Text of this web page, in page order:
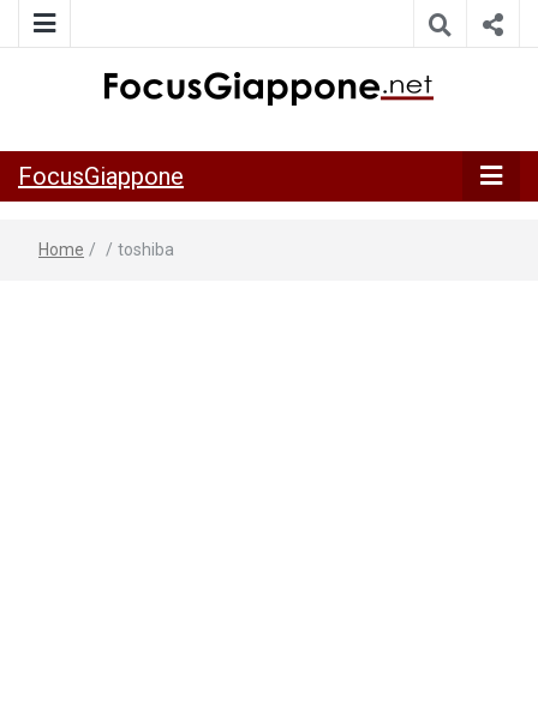
della Japan Italy Economic Federation
FocusGiappone
Home / / toshiba